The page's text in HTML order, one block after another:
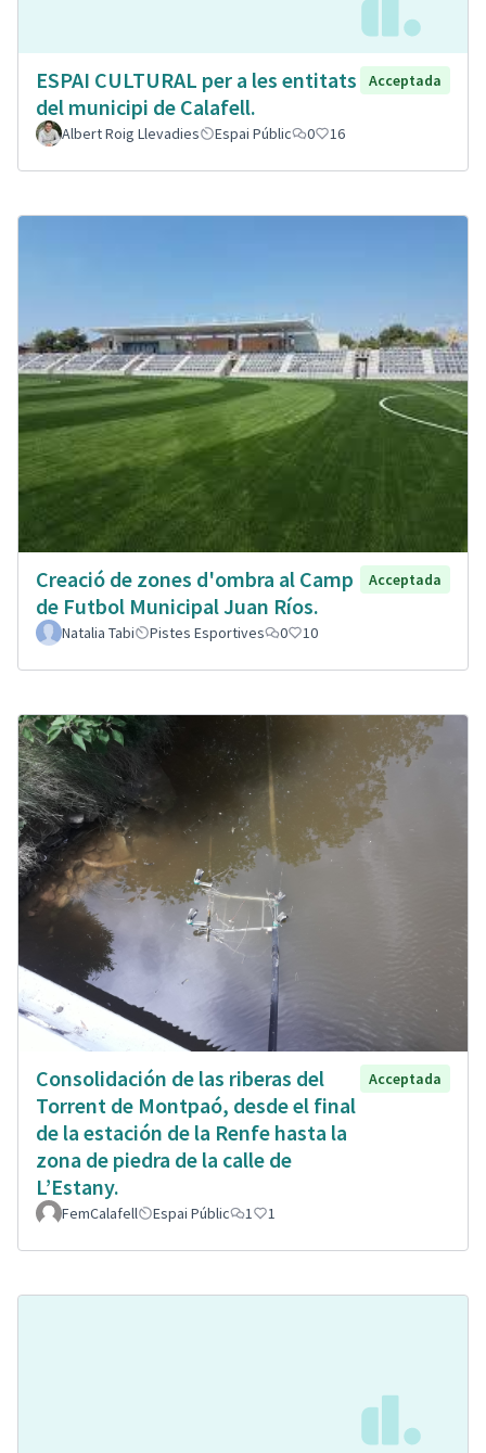
ESPAI CULTURAL per a les entitats
del municipi de Calafell.
Acceptada
Albert Roig Llevadies Espai Públic 0 16
Creació de zones d'ombra al Camp
de Futbol Municipal Juan Ríos.
Acceptada
Natalia Tabi Pistes Esportives 0 10
Consolidación de las riberas del
Torrent de Montpaó, desde el final
de la estación de la Renfe hasta la
zona de piedra de la calle de
L’Estany.
Acceptada
FemCalafell Espai Públic 1 1